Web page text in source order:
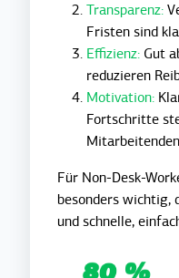
Transparenz:
Fristen sind
Effizienz: Gut
reduzieren
Motivation:
Fortschritte
Für Non-Desk-
besonders wichtig,
und schnelle,